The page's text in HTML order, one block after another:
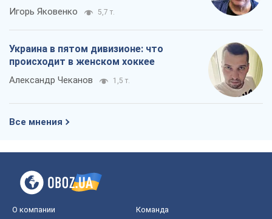
Игорь Яковенко 5,7 т.
Украина в пятом дивизионе: что
происходит в женском хоккее
Александр Чеканов 1,5 т.
Все мнения
О компании Команда